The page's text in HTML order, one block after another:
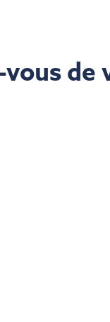
vous de